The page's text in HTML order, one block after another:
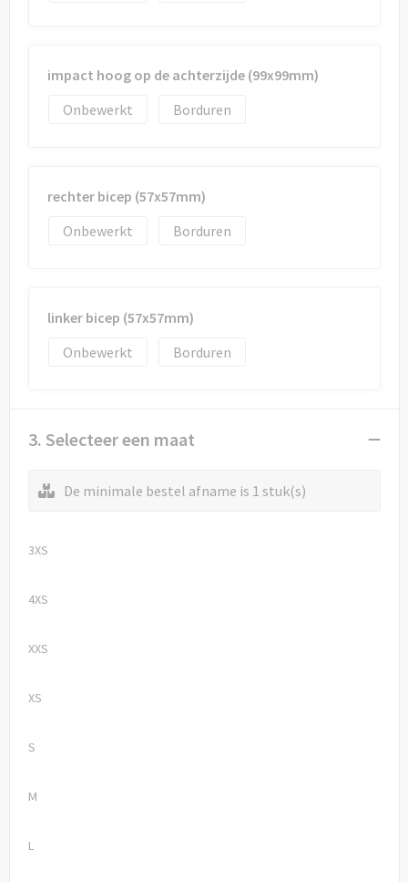
impact hoog op de achterzijde (99x99mm)
Onbewerkt
Borduren
rechter bicep (57x57mm)
Onbewerkt
Borduren
linker bicep (57x57mm)
Onbewerkt
Borduren
3. Selecteer een maat
De minimale bestel afname is 1 stuk(s)
3XS
4XS
XXS
XS
S
M
L